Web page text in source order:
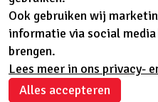
Ook gebruiken wij
informatie via social
brengen.
Lees meer in ons privacy-
Alles accepteren